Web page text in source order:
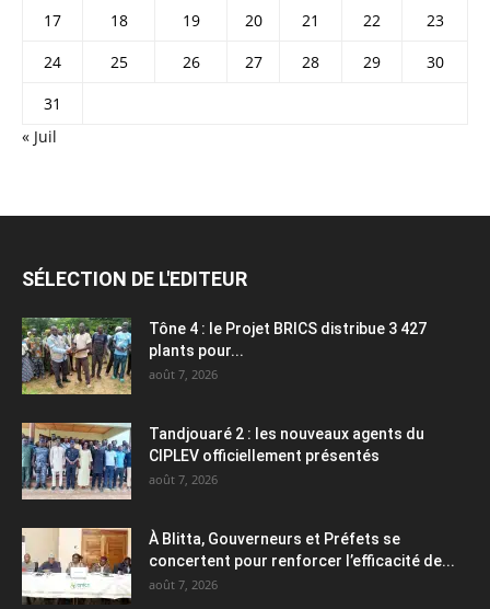
17
18 19 20 21 22
23
24
25 26 27 28 29
30
31
« Juil
SÉLECTION DE L'EDITEUR
Tône 4 : le Projet BRICS distribue 3 427
plants pour...
août 7, 2026
Tandjouaré 2 : les nouveaux agents du
CIPLEV officiellement présentés
août 7, 2026
À Blitta, Gouverneurs et Préfets se
concertent pour renforcer l’efficacité de...
août 7, 2026